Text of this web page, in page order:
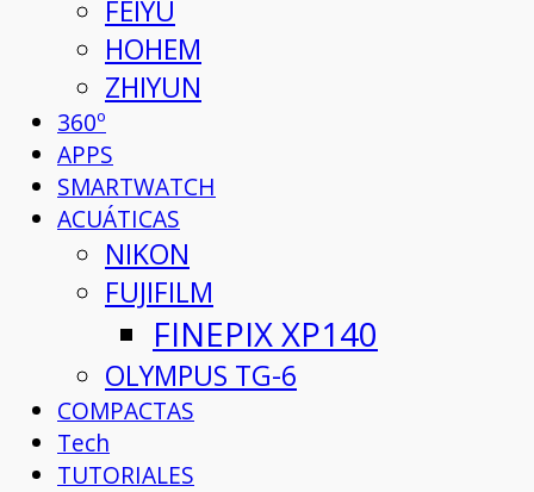
FEIYU
HOHEM
ZHIYUN
360º
APPS
SMARTWATCH
ACUÁTICAS
NIKON
FUJIFILM
FINEPIX XP140
OLYMPUS TG-6
COMPACTAS
Tech
TUTORIALES